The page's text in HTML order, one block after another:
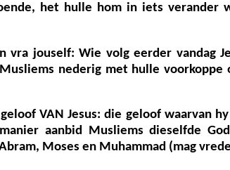
het hulle hom in iets verander
vra jouself: Wie volg eerder vandag
nederig met hulle voorkoppe
VAN Jesus: die geloof waarvan
aanbid Musliems dieselfde
Moses en Muhammad (mag